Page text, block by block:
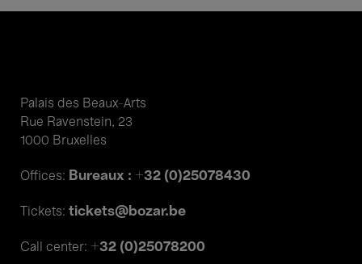
Palais des Beaux-Arts
Rue Ravenstein, 23
1000 Bruxelles
Offices: Bureaux : +32 (0)25078430
Tickets: tickets@bozar.be
Call center: +32 (0)25078200